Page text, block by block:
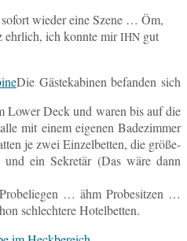
wieder eine Szene … Öm,
ehr­lich, ich konnte mirIHN gut
Die Gäs­te­ka­bi­nen be­fan­den sich
Lower Deck und waren bis auf die
mit einem ei­ge­nen Ba­de­zim­mer
je zwei Ein­zel­bet­ten, die grö­ße­
ein Se­kre­tär (Das wäre dann
… ähm Pro­be­sit­zen …
schlech­te­re Hotelbetten.